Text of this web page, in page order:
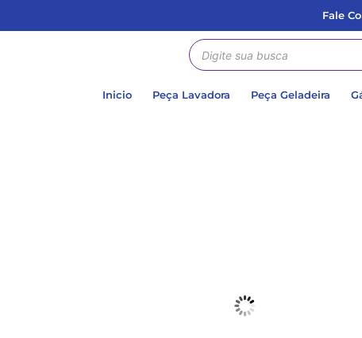
Fale
Inicio Peça Lavadora Peça Geladeira